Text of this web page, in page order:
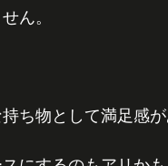
ん。
ち物として満足感が